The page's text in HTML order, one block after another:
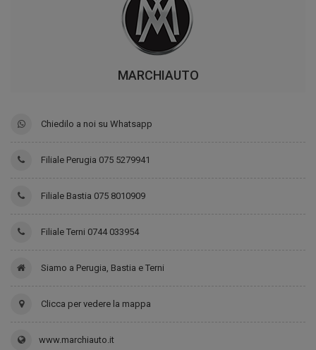
MARCHIAUTO
Chiedilo a noi su Whatsapp
Filiale Perugia 075 5279941
Filiale Bastia 075 8010909
Filiale Terni 0744 033954
Siamo a Perugia, Bastia e Terni
Clicca per vedere la mappa
www.marchiauto.it